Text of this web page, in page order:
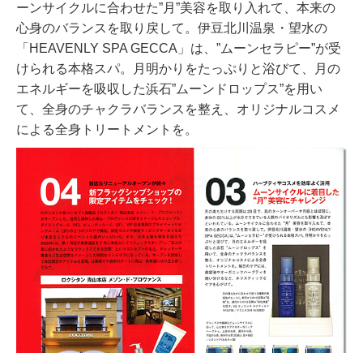
ーンサイクルに合わせた”月”美容を取り入れて、 本来の
心身のバランスを取り戻して。伊豆北川温泉・望水の
「HEAVENLY SPA GECCA」は、”ムーンセラピー”が受
けられる本格スパ。月明かりをたっぷりと浴びて、月の
エネルギーを吸収した浜石”ムーンドロップス”を用い
て、全身のチャクラバランスを整え、オリジナルコスメ
による全身トリートメントを。